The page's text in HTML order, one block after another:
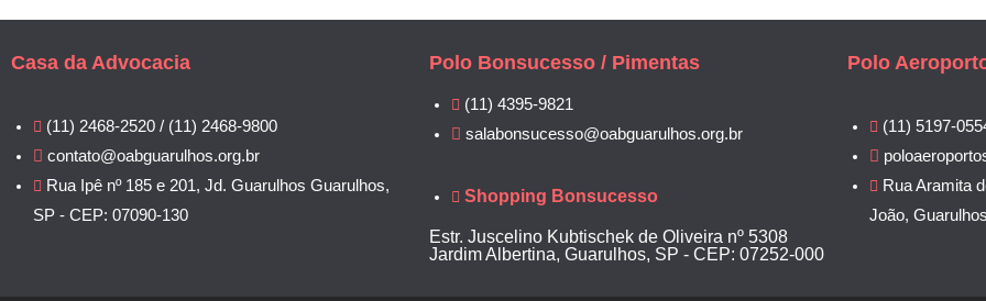
Casa da Advocacia
(11) 2468-2520 / (11) 2468-9800
contato@oabguarulhos.org.br
Rua Ipê nº 185 e 201, Jd. Guarulhos Guarulhos,
SP - CEP: 07090-130
Polo Bonsucesso / Pimentas
(11) 4395-9821
salabonsucesso@oabguarulhos.org.br
Shopping Bonsucesso
Estr. Juscelino Kubtischek de Oliveira nº 5308
Jardim Albertina, Guarulhos, SP - CEP: 07252-000
Polo
(11) 5197-
Rua Aramita
João,